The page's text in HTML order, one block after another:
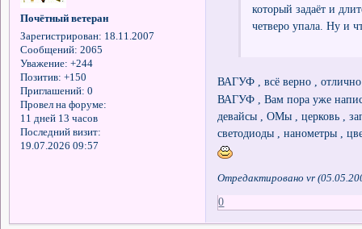
Почётный ветеран
Зарегистрирован: 18.11.2007
Сообщений: 2065
Уважение: +244
Позитив: +150
Приглашений: 0
Провел на форуме:
11 дней 13 часов
Последний визит:
19.07.2026 09:57
который задаёт и
четверо упала. Ну и
ВАГУФ , всё верно ,
ВАГУФ , Вам пора уже
девайсы , ОМы , церковь ,
светодиоды , нанометры ,
Отредактировано vr
0